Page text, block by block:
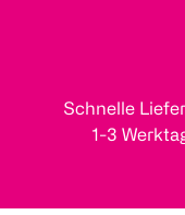
Schnelle
1-3